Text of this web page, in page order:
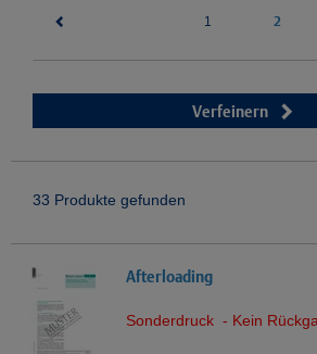
1 2
Verfeinern
33 Produkte gefunden
Afterloading
Sonderdruck - Kein